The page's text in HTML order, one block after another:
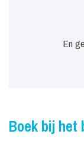
En
Boek bij